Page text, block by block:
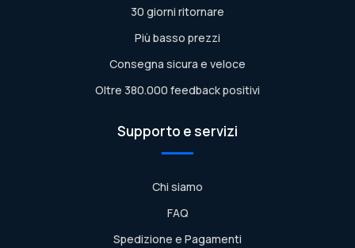
30 giorni ritornare
Più basso prezzi
Consegna sicura e veloce
Oltre 380.000 feedback positivi
Supporto e servizi
Chi siamo
FAQ
Spedizione e Pagamenti